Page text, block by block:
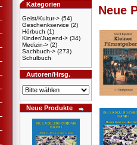
Kategorien
Geist/Kultur-> (54)
Geschenkservice (2)
Hörbuch (1)
Kinder/Jugend-> (34)
Medizin-> (2)
Sachbuch-> (273)
Schulbuch
Autoren/Hrsg.
Neue Produkte
Neue